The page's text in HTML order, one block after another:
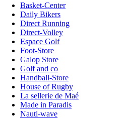
Basket-Center
Daily Bikers
Direct Running
Direct-Volley
Espace Golf
Foot-Store
Galop Store
Golf and co
Handball-Store
House of Rugby
La sellerie de Maé
Made in Paradis
Nauti-wave